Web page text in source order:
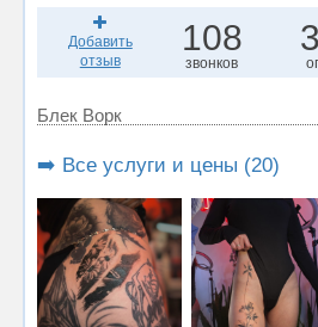
Добавить
отзыв
108
звонков
Блек Ворк
➡️ Все услуги и цены (20)